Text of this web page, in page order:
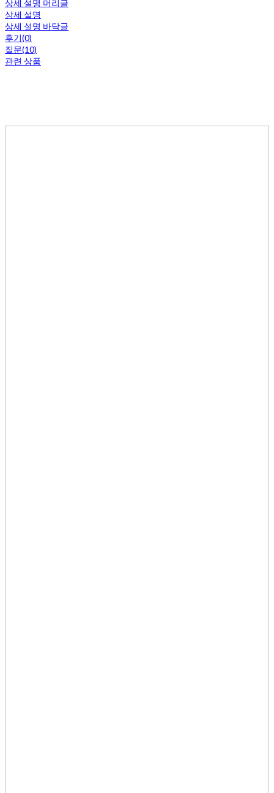
상세 설명 머리글
상세 설명
상세 설명 바닥글
후기(0)
질문(10)
관련 상품